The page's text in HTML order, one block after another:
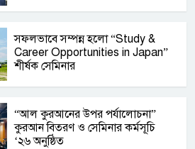
সফলভাবে সম্পন্ন হলো “Study &
Career Opportunities in Japan”
শীর্ষক সেমিনার
“আল কুরআনের উপর পর্যালোচনা”
কুরআন বিতরণ ও সেমিনার কর্মসূচি
‘২৬ অনুষ্ঠিত